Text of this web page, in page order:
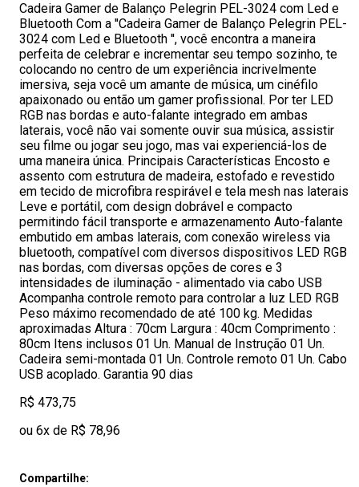
Cadeira Gamer de Balanço Pelegrin PEL-3024 com Led e
Bluetooth Com a ''Cadeira Gamer de Balanço Pelegrin PEL-
3024 com Led e Bluetooth '', você encontra a maneira
perfeita de celebrar e incrementar seu tempo sozinho, te
colocando no centro de um experiência incrivelmente
imersiva, seja você um amante de música, um cinéfilo
apaixonado ou então um gamer profissional. Por ter LED
RGB nas bordas e auto-falante integrado em ambas
laterais, você não vai somente ouvir sua música, assistir
seu filme ou jogar seu jogo, mas vai experienciá-los de
uma maneira única. Principais Características Encosto e
assento com estrutura de madeira, estofado e revestido
em tecido de microfibra respirável e tela mesh nas laterais
Leve e portátil, com design dobrável e compacto
permitindo fácil transporte e armazenamento Auto-falante
embutido em ambas laterais, com conexão wireless via
bluetooth, compatível com diversos dispositivos LED RGB
nas bordas, com diversas opções de cores e 3
intensidades de iluminação - alimentado via cabo USB
Acompanha controle remoto para controlar a luz LED RGB
Peso máximo recomendado de até 100 kg. Medidas
aproximadas Altura : 70cm Largura : 40cm Comprimento :
80cm Itens inclusos 01 Un. Manual de Instrução 01 Un.
Cadeira semi-montada 01 Un. Controle remoto 01 Un. Cabo
USB acoplado. Garantia 90 dias
R$ 473,75
ou 6x de R$ 78,96
Compartilhe: